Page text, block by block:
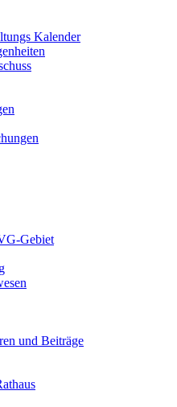
Kalender
Gebiet
und Beiträge